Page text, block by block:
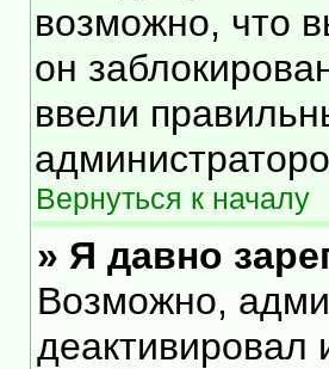
возможно, что
он
ввели
Вернуться к началу
» Я давно
Возможно,
деактивировал